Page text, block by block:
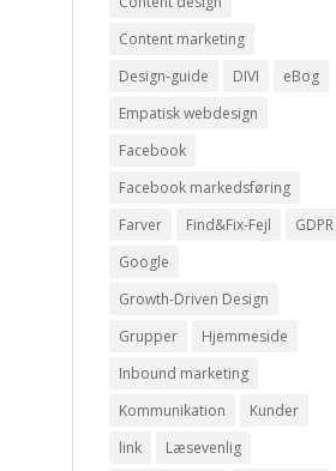
Content marketing
Design-guide
DIVI
eBog
Empatisk webdesign
Facebook
Facebook markedsføring
Farver
Find&Fix-Fejl
GDPR
Google
Growth-Driven Design
Grupper
Hjemmeside
Inbound marketing
Kommunikation
Kunder
link
Læsevenlig